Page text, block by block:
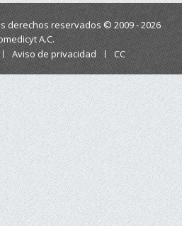
derechos reservados © 2009 - 2026
A.C.
Aviso de privacidad CC